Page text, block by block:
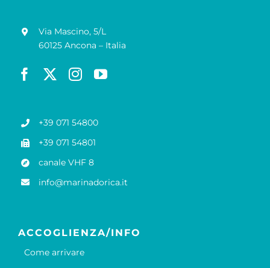
Via Mascino, 5/L
60125 Ancona – Italia
+39 071 54800
+39 071 54801
canale VHF 8
info@marinadorica.it
ACCOGLIENZA/INFO
Come arrivare